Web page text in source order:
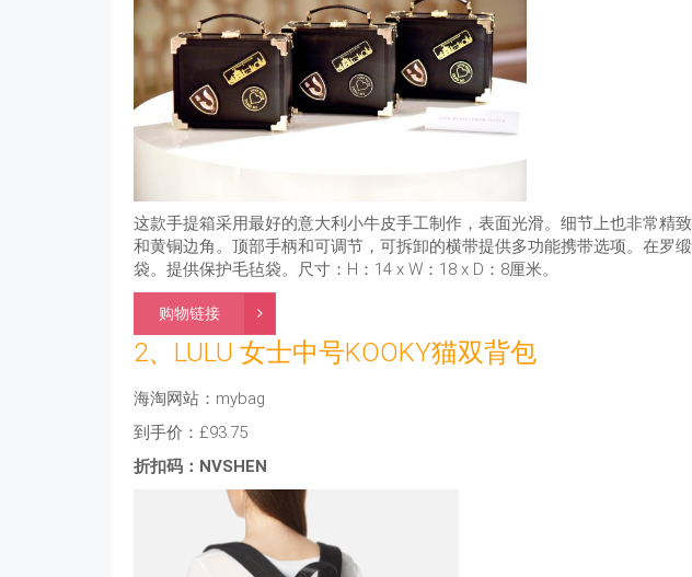
这款手提箱采用最好的意大利小牛皮手工制作，表面光滑。细节上也非常精
和黄铜边角。顶部手柄和可调节，可拆卸的横带提供多功能携带选项。在罗
袋。提供保护毛毡袋。尺寸：H：14 x W：18 x D：8厘米。
购物链接
2、LULU 女士中号KOOKY猫双背包
海淘网站：mybag
到手价：£93.75
折扣码：NVSHEN